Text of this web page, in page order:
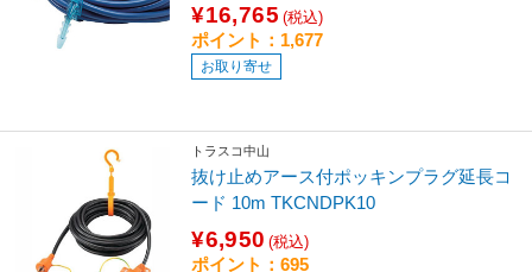
¥16,765 (税込)
ポイント：1,677
お取り寄せ
トラスコ中山
抜け止めアース付ポッキンプラグ延長コ
ード 10m TKCNDPK10
¥6,950 (税込)
ポイント：695